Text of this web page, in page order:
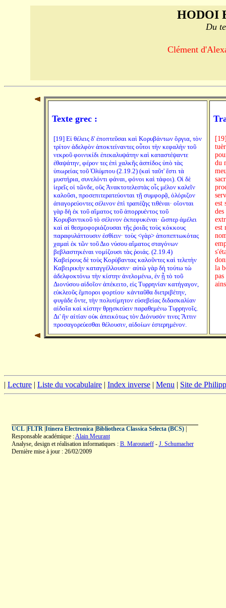
HODOI
Du
Clément
Texte grec :
[19] Εἰ θέλεις δ' ἐποπτεῦσαι καὶ Κορυβάντων ὄργια, τὸν
τρίτον ἀδελφὸν ἀποκτείναντες οὗτοι τὴν κεφαλὴν τοῦ
νεκροῦ φοινικίδι ἐπεκαλυψάτην καὶ καταστέψαντε
ἐθαψάτην, φέρον τες ἐπὶ χαλκῆς ἀσπίδος ὑπὸ τὰς
ὑπωρείας τοῦ Ὀλύμπου (2.19.2) (καὶ ταῦτ' ἔστι τὰ
μυστήρια, συνελόντι φάναι, φόνοι καὶ τάφοι). Οἱ δὲ
ἱερεῖς οἱ τῶνδε, οὓς Ἀνακτοτελεστὰς οἷς μέλον καλεῖν
καλοῦσι, προσεπιτερατεύονται τῇ συμφορᾷ, ὁλόριζον
ἀπαγορεύοντες σέλινον ἐπὶ τραπέζης τιθέναι· οἴονται
γὰρ δὴ ἐκ τοῦ αἵματος τοῦ ἀπορρυέντος τοῦ
Κορυβαντικοῦ τὸ σέλινον ἐκπεφυκέναι· ὥσπερ ἀμέλει
καὶ αἱ θεσμοφοριάζουσαι τῆς ῥοιᾶς τοὺς κόκκους
παραφυλάττουσιν ἐσθίειν· τοὺς <γὰρ> ἀποπεπτωκότας
χαμαὶ ἐκ τῶν τοῦ Διο νύσου αἵματος σταγόνων
βεβλαστηκέναι νομίζουσι τὰς ῥοιάς. (2.19.4)
Καβείρους δὲ τοὺς Κορύβαντας καλοῦντες καὶ τελετὴν
Καβειρικὴν καταγγέλλουσιν· αὐτὼ γὰρ δὴ τούτω τὼ
ἀδελφοκτόνω τὴν κίστην ἀνελομένω, ἐν ᾗ τὸ τοῦ
Διονύσου αἰδοῖον ἀπέκειτο, εἰς Τυρρηνίαν κατήγαγον,
εὐκλεοῦς ἔμποροι φορτίου· κἀνταῦθα διετριβέτην,
φυγάδε ὄντε, τὴν πολυτίμητον εὐσεβείας διδασκαλίαν
αἰδοῖα καὶ κίστην θρῃσκεύειν παραθεμένω Τυρρηνοῖς.
Δι' ἣν αἰτίαν οὐκ ἀπεικότως τὸν Διόνυσόν τινες Ἄττιν
προσαγορεύεσθαι θέλουσιν, αἰδοίων ἐστερημένον.
du
est
est
la
| Lecture | Liste du vocabulaire | Index inverse | Menu | Site de
UCL| FLTR| Itinera Electronica| Bibliotheca Classica Selecta (BCS)|
Responsable académique :Alain Meurant
Analyse, design et réalisation informatiques : B. Maroutaeff- J. Schumacher
Dernière mise à jour : 26/02/2009